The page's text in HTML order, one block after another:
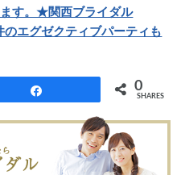
す。★関西ブライダル
エグゼクティブパーティも
0
SHARES